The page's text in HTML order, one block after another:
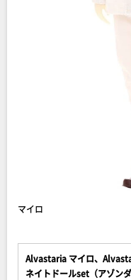
マイロ
Alvastaria マイロ、
ネイトドールset（アゾン